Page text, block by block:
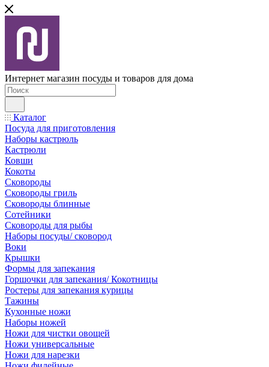
Интернет магазин посуды и товаров для дома
Каталог
Посуда для приготовления
Наборы кастрюль
Кастрюли
Ковши
Кокоты
Сковороды
Сковороды гриль
Сковороды блинные
Сотейники
Сковороды для рыбы
Наборы посуды/ сковород
Воки
Крышки
Формы для запекания
Горшочки для запекания/ Кокотницы
Ростеры для запекания курицы
Тажины
Кухонные ножи
Наборы ножей
Ножи для чистки овощей
Ножи универсальные
Ножи для нарезки